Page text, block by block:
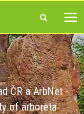
ČR a ArbNet -
of arboreta